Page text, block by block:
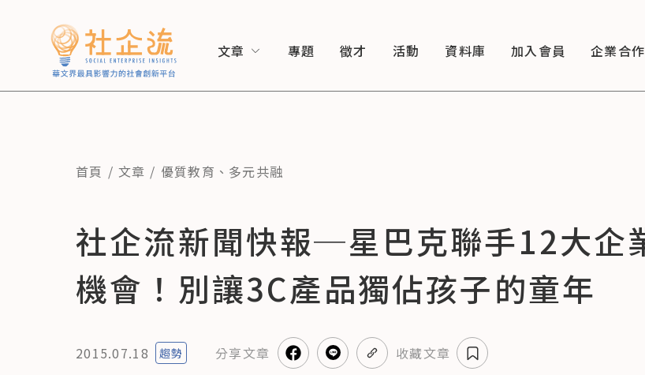
文章 專題 徵才 活動 資料庫 加入會員 企業合作
首頁 文章 優質教育 、 多元共融
社企流新聞快報─星巴克聯手12大企
機會！別讓3C產品獨佔孩子的童年
2015.07.18 趨勢 分享文章 收藏文章